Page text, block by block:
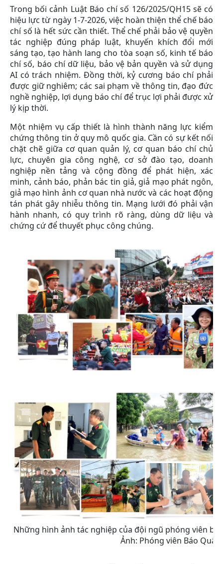
Trong bối cảnh Luật Báo chí số 126/2025/QH15 sẽ có
hiệu lực từ ngày 1-7-2026, việc hoàn thiện thể chế báo
chí số là hết sức cần thiết. Thể chế phải bảo vệ quyền
tác nghiệp đúng pháp luật, khuyến khích đổi mới
sáng tạo, tạo hành lang cho tòa soạn số, kinh tế báo
chí số, báo chí dữ liệu, bảo vệ bản quyền và sử dụng
AI có trách nhiệm. Đồng thời, kỷ cương báo chí phải
được giữ nghiêm; các sai phạm về thông tin, đạo đức
nghề nghiệp, lợi dụng báo chí để trục lợi phải được xử
lý kịp thời.
Một nhiệm vụ cấp thiết là hình thành năng lực kiểm
chứng thông tin ở quy mô quốc gia. Cần có sự kết nối
chặt chẽ giữa cơ quan quản lý, cơ quan báo chí chủ
lực, chuyên gia công nghệ, cơ sở đào tạo, doanh
nghiệp nền tảng và cộng đồng để phát hiện, xác
minh, cảnh báo, phản bác tin giả, giả mạo phát ngôn,
giả mạo hình ảnh cơ quan nhà nước và các hoạt động
tán phát gây nhiễu thông tin. Mạng lưới đó phải vận
hành nhanh, có quy trình rõ ràng, dùng dữ liệu và
chứng cứ để thuyết phục công chúng.
Những hình ảnh tác nghiệp của đội ngũ phóng viên
Ảnh: Phóng viên Báo